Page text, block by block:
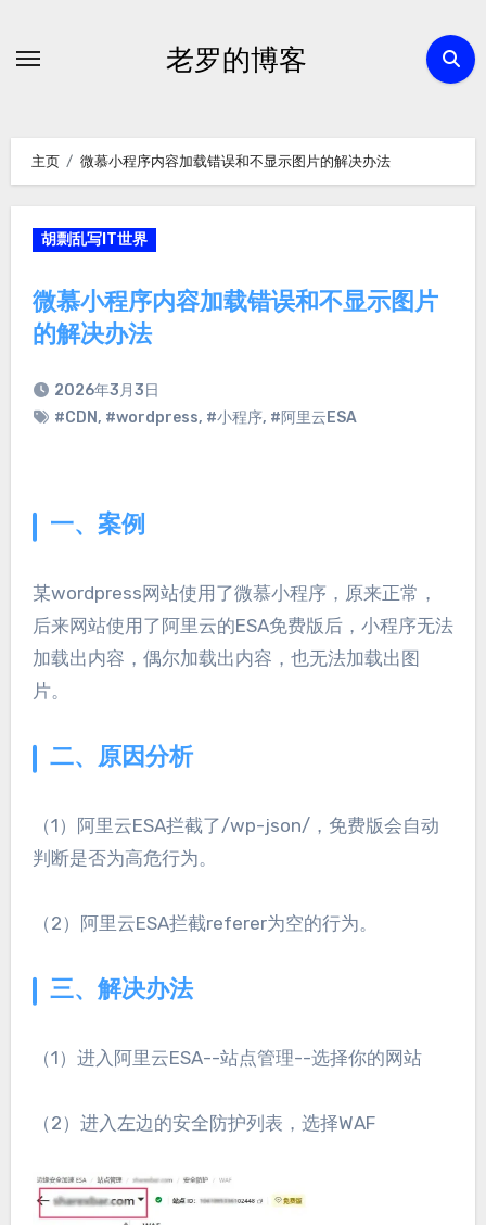
老罗的博客
主页 微慕小程序内容加载错误和不显示图片的解决办法
胡剽乱写IT世界
微慕小程序内容加载错误和不显示图片
的解决办法
2026年3月3日
#CDN, #wordpress, #小程序, #阿里云ESA
一、案例
某wordpress网站使用了微慕小程序，原来正常，
后来网站使用了阿里云的ESA免费版后，小程序无法
加载出内容，偶尔加载出内容，也无法加载出图
片。
二、原因分析
（1）阿里云ESA拦截了/wp-json/，免费版会自动
判断是否为高危行为。
（2）阿里云ESA拦截referer为空的行为。
三、解决办法
（1）进入阿里云ESA--站点管理--选择你的网站
（2）进入左边的安全防护列表，选择WAF